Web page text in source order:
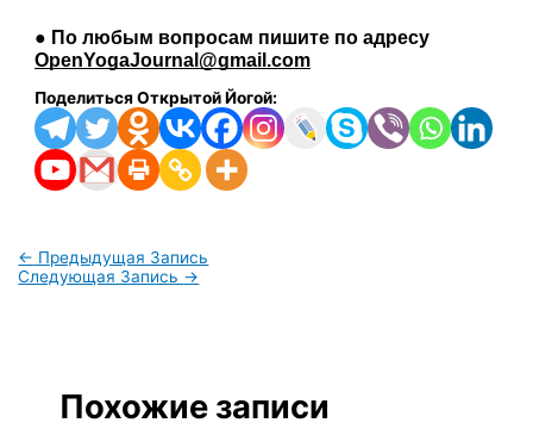
OpenYogaJournal@gmail.com
Поделиться Открытой Йогой:
← Предыдущая Запись
Следующая Запись →
Похожие записи